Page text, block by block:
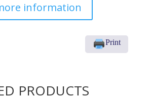
information
Print
PRODUCTS